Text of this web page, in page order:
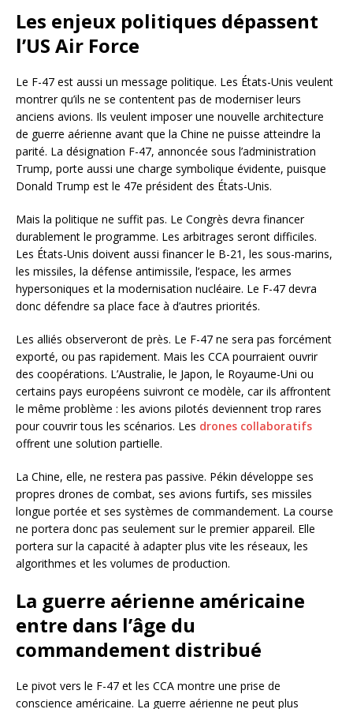
Les enjeux politiques dépassent
l’US Air Force
Le F-47 est aussi un message politique. Les États-Unis veulent
montrer qu’ils ne se contentent pas de moderniser leurs
anciens avions. Ils veulent imposer une nouvelle architecture
de guerre aérienne avant que la Chine ne puisse atteindre la
parité. La désignation F-47, annoncée sous l’administration
Trump, porte aussi une charge symbolique évidente, puisque
Donald Trump est le 47e président des États-Unis.
Mais la politique ne suffit pas. Le Congrès devra financer
durablement le programme. Les arbitrages seront difficiles.
Les États-Unis doivent aussi financer le B-21, les sous-marins,
les missiles, la défense antimissile, l’espace, les armes
hypersoniques et la modernisation nucléaire. Le F-47 devra
donc défendre sa place face à d’autres priorités.
Les alliés observeront de près. Le F-47 ne sera pas forcément
exporté, ou pas rapidement. Mais les CCA pourraient ouvrir
des coopérations. L’Australie, le Japon, le Royaume-Uni ou
certains pays européens suivront ce modèle, car ils affrontent
le même problème : les avions pilotés deviennent trop rares
pour couvrir tous les scénarios. Les drones collaboratifs
offrent une solution partielle.
La Chine, elle, ne restera pas passive. Pékin développe ses
propres drones de combat, ses avions furtifs, ses missiles
longue portée et ses systèmes de commandement. La course
ne portera donc pas seulement sur le premier appareil. Elle
portera sur la capacité à adapter plus vite les réseaux, les
algorithmes et les volumes de production.
La guerre aérienne américaine
entre dans l’âge du
commandement distribué
Le pivot vers le F-47 et les CCA montre une prise de
conscience américaine. La guerre aérienne ne peut plus